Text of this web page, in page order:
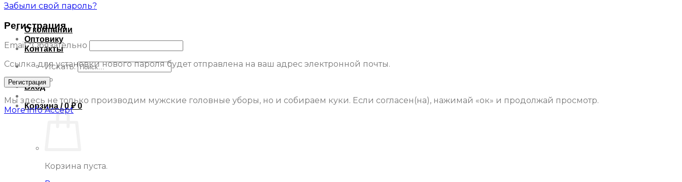
О компании
Оптовику
Контакты
Искать:
Вход
Корзина /0₽ 0
Корзина пуста.
Забыли свой пароль?
Регистрация
Email*Обязательно
Ссылка для установки нового пароля будет отправлена ​​на ваш адрес электронной почты.
Регистрация
Мы здесь не только производим мужские головные уборы, но и собираем куки. Если согласен(на), нажимай «ок» и продолжай просмотр.
More info Accept